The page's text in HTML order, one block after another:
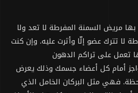
مريض السمنة المفرطة لا تعد ولا
لا تترك عضو إلّا وأثرت عليه. وإن كنت
تعمل على تراكم الدهون
أمام كل أعضاء جسمك وذلك يعرض
فهي مثل البركان الخامل الذي